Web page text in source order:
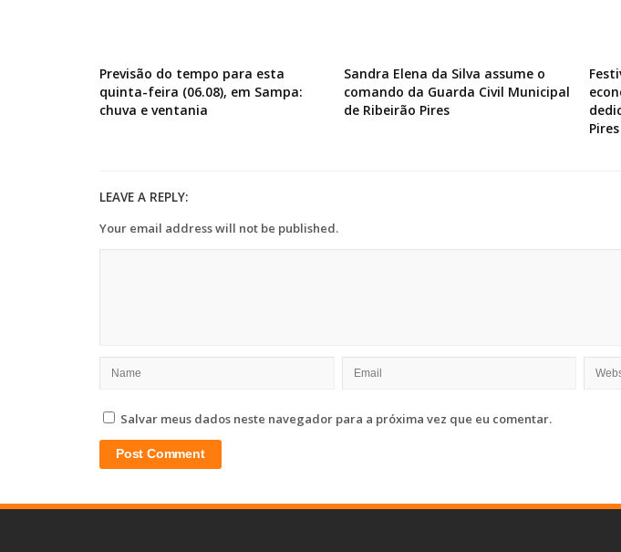
Previsão do tempo para esta
quinta-feira (06.08), em Sampa:
chuva e ventania
Sandra Elena da Silva assume o
comando da Guarda Civil Municipal
de Ribeirão Pires
Pires
LEAVE A REPLY:
Your email address will not be published.
Salvar meus dados neste navegador para a próxima vez que eu comentar.